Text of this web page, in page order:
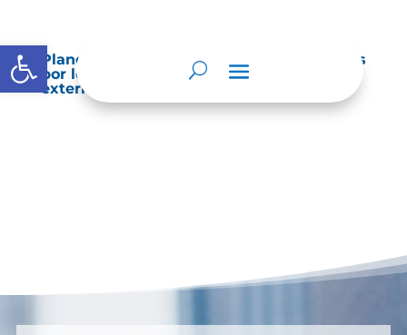
Abrir barra de herramientas
Planes de Mejoramiento vigentes exigidos
por los entes de control o auditoría
externos o internos.